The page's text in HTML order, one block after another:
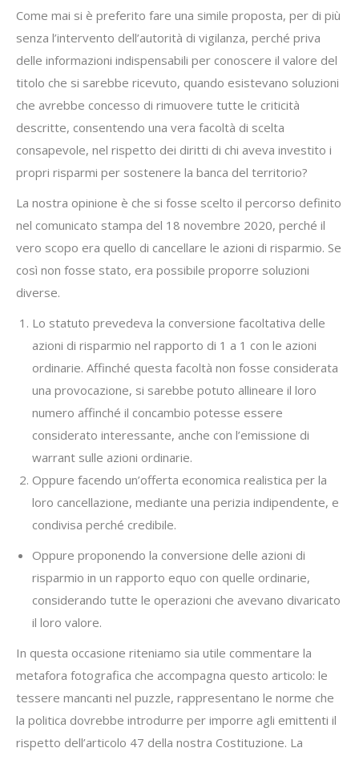
Come mai si è preferito fare una simile proposta, per di più
senza l’intervento dell’autorità di vigilanza, perché priva
delle informazioni indispensabili per conoscere il valore del
titolo che si sarebbe ricevuto, quando esistevano soluzioni
che avrebbe concesso di rimuovere tutte le criticità
descritte, consentendo una vera facoltà di scelta
consapevole, nel rispetto dei diritti di chi aveva investito i
propri risparmi per sostenere la banca del territorio?
La nostra opinione è che si fosse scelto il percorso definito
nel comunicato stampa del 18 novembre 2020, perché il
vero scopo era quello di cancellare le azioni di risparmio. Se
così non fosse stato, era possibile proporre soluzioni
diverse.
Lo statuto prevedeva la conversione facoltativa delle
azioni di risparmio nel rapporto di 1 a 1 con le azioni
ordinarie. Affinché questa facoltà non fosse considerata
una provocazione, si sarebbe potuto allineare il loro
numero affinché il concambio potesse essere
considerato interessante, anche con l’emissione di
warrant sulle azioni ordinarie.
Oppure facendo un’offerta economica realistica per la
loro cancellazione, mediante una perizia indipendente, e
condivisa perché credibile.
Oppure proponendo la conversione delle azioni di
risparmio in un rapporto equo con quelle ordinarie,
considerando tutte le operazioni che avevano divaricato
il loro valore.
In questa occasione riteniamo sia utile commentare la
metafora fotografica che accompagna questo articolo: le
tessere mancanti nel puzzle, rappresentano le norme che
la politica dovrebbe introdurre per imporre agli emittenti il
rispetto dell’articolo 47 della nostra Costituzione. La